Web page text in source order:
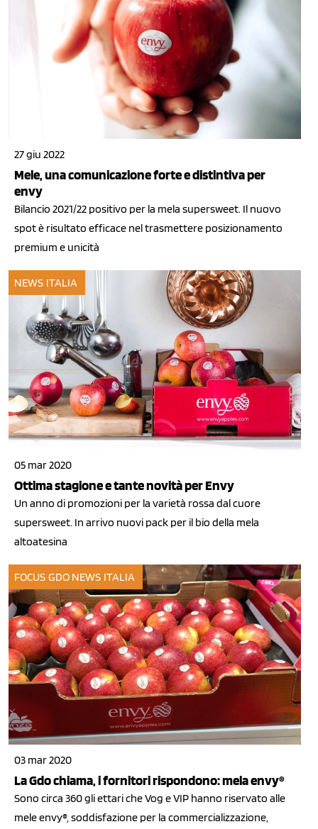
27 giu 2022
Mele, una comunicazione forte e distintiva per
envy
Bilancio 2021/22 positivo per la mela supersweet. Il nuovo
spot è risultato efficace nel trasmettere posizionamento
premium e unicità
NEWS ITALIA
05 mar 2020
Ottima stagione e tante novità per Envy
Un anno di promozioni per la varietà rossa dal cuore
supersweet. In arrivo nuovi pack per il bio della mela
altoatesina
FOCUS GDO NEWS ITALIA
03 mar 2020
La Gdo chiama, i fornitori rispondono: mela envy®
Sono circa 360 gli ettari che Vog e VIP hanno riservato alle
mele envy®, soddisfazione per la commercializzazione,